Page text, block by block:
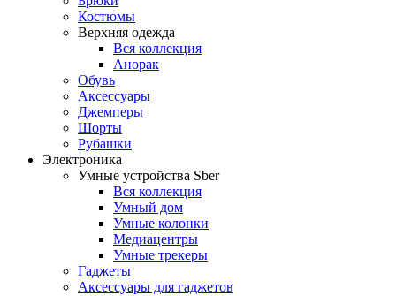
Костюмы
Верхняя одежда
Вся коллекция
Анорак
Обувь
Аксессуары
Джемперы
Шорты
Рубашки
Электроника
Умные устройства Sber
Вся коллекция
Умный дом
Умные колонки
Медиацентры
Умные трекеры
Гаджеты
Аксессуары для гаджетов